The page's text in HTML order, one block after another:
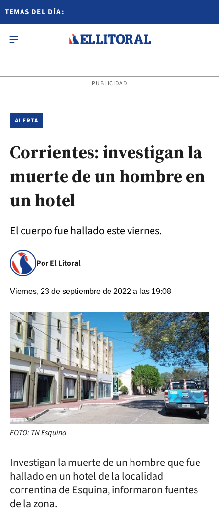
TEMAS DEL DÍA:
PUBLICIDAD
ALERTA
Corrientes: investigan la
muerte de un hombre en
un hotel
El cuerpo fue hallado este viernes.
Por El Litoral
Viernes, 23 de septiembre de 2022 a las 19:08
FOTO: TN Esquina
Investigan la muerte de un hombre que fue
hallado en un hotel de la localidad
correntina de Esquina, informaron fuentes
de la zona.